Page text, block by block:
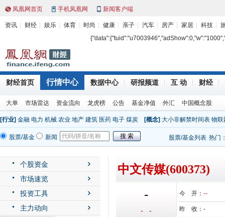
凤凰网首页 手机凤凰网 新闻客户端
资讯 财经 娱乐 体育 时尚 健康 亲子 汽车 房产 家居 科技
财经首页 行情中心 数据中心 研报频道 互 动 财经
大单 市场雷达 资金流向 龙虎榜 公告 基金净值 外汇 中国概念股
[行业] 金融 电力 机械 农业 地产 建筑 医药 电子 煤炭 [概念] 大小非解禁时间表 物联
股票/基金 新闻 股票/基金列表 热门
个股资金
市场速览
投资工具
主力动向
中文传媒(600373)
-
- -
今 开： --
昨 收： -